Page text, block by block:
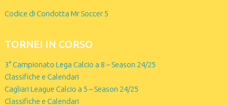
Codice di Condotta Mr Soccer 5
TORNEI IN CORSO
3° Campionato Lega Calcio a 8 – Season 24/25
Classifiche e Calendari
Cagliari League Calcio a 5 – Season 24/25
Classifiche e Calendari